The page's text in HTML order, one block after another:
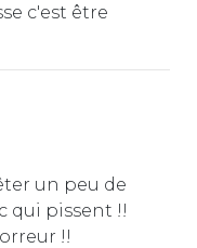
c'est être
un peu de
qui pissent !!
!!